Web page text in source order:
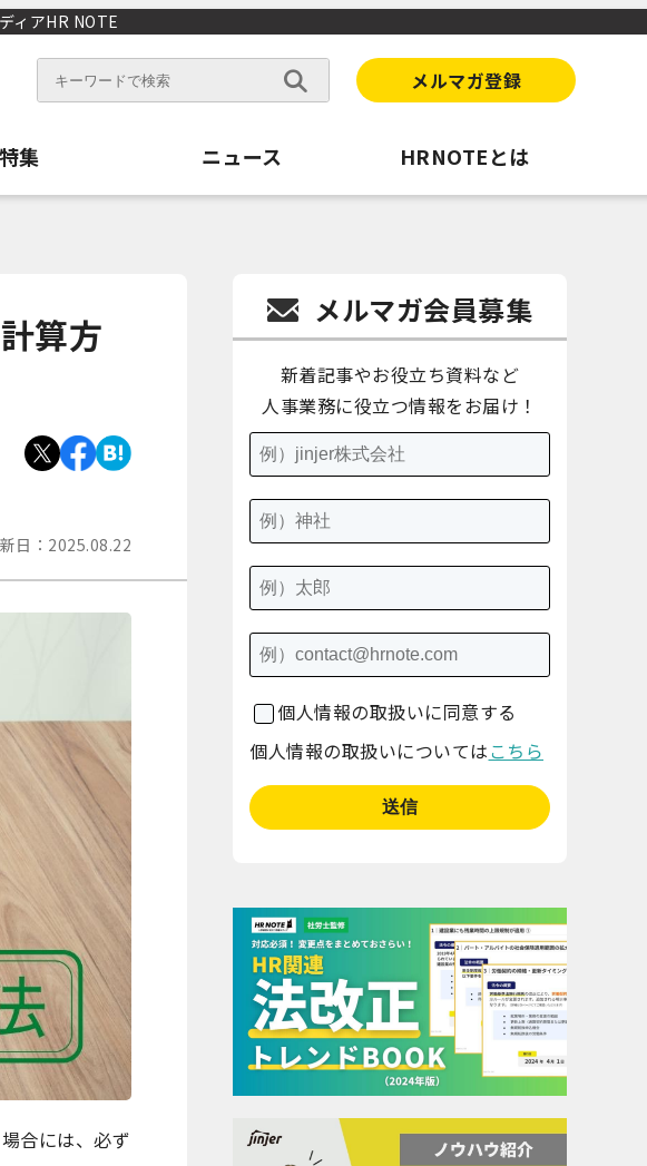
ィアHR NOTE
メルマガ登録
特集 ニュース HRNOTEとは
算方
日： 2025.08.22
合には、必ず
メルマガ会員募集
新着記事やお役立ち資料など
人事業務に役立つ情報をお届け！
個人情報の取扱いに同意する
個人情報の取扱いについては こちら